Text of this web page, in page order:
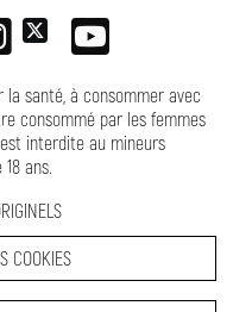
la santé, à consommer avec
consommé par les femmes
interdite au mineurs
18 ans.
COOKIES